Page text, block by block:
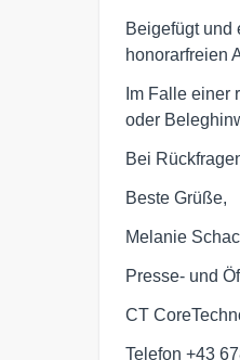
Beigefügt und
honorarfreien
Im Falle
oder
Bei
Beste Grüße,
Melanie
Presse- und
CT
Telefon +43